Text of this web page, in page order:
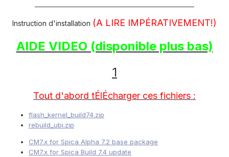
Instruction d'installation (A LIRE IMPÉRATIVEMENT!)
AIDE VIDEO (disponible plus bas)
1
Tout d'abord tÉlÉcharger ces fichiers :
flash_kernel_build74.zip
rebuild_ubi.zip
CM7.x for Spica Alpha 7.2 base package
CM7.x for Spica Build 7.4 update